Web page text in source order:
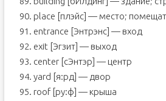
90. place [плэйс] — место;
91. entrance [Энтрэнс] — вход
92. exit [Эгзит] — выход
93. center [сЭнтэр] — центр
94. yard [я:рд] — двор
95. roof [ру:ф] — крыша